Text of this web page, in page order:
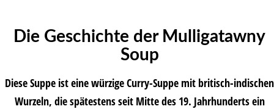
Die Geschichte der Mulligatawny
Soup
Diese Suppe ist eine würzige Curry-Suppe mit britisch-indischen
Wurzeln, die spätestens seit Mitte des 19. Jahrhunderts ein